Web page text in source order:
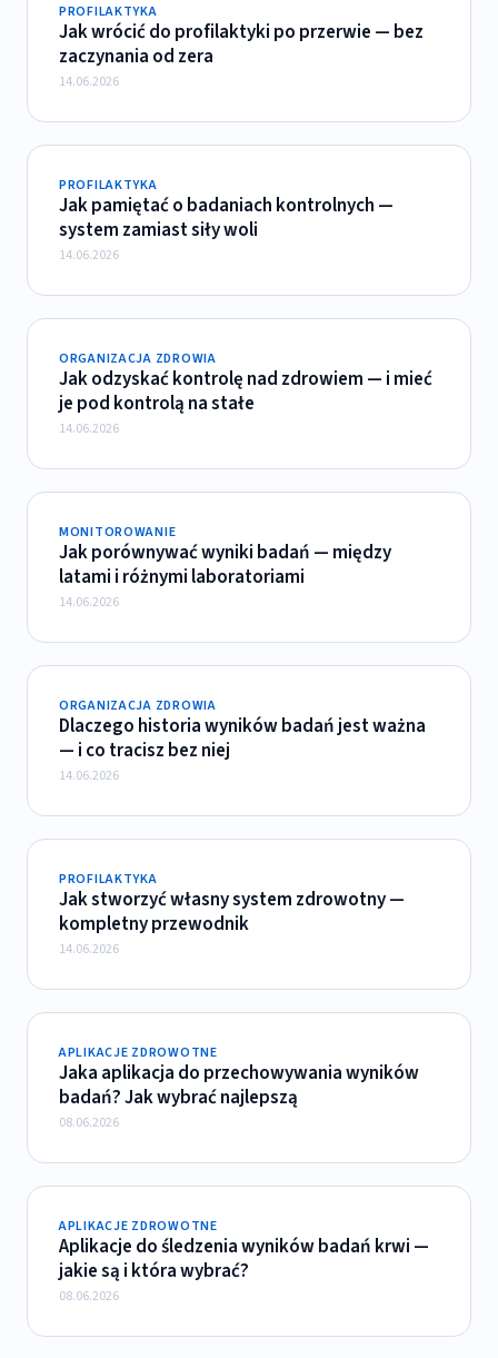
PROFILAKTYKA
Jak wrócić do profilaktyki po przerwie — bez
zaczynania od zera
14.06.2026
PROFILAKTYKA
Jak pamiętać o badaniach kontrolnych —
system zamiast siły woli
14.06.2026
ORGANIZACJA ZDROWIA
Jak odzyskać kontrolę nad zdrowiem — i mieć
je pod kontrolą na stałe
14.06.2026
MONITOROWANIE
Jak porównywać wyniki badań — między
latami i różnymi laboratoriami
14.06.2026
ORGANIZACJA ZDROWIA
Dlaczego historia wyników badań jest ważna
— i co tracisz bez niej
14.06.2026
PROFILAKTYKA
Jak stworzyć własny system zdrowotny —
kompletny przewodnik
14.06.2026
APLIKACJE ZDROWOTNE
Jaka aplikacja do przechowywania wyników
badań? Jak wybrać najlepszą
08.06.2026
APLIKACJE ZDROWOTNE
Aplikacje do śledzenia wyników badań krwi —
jakie są i która wybrać?
08.06.2026